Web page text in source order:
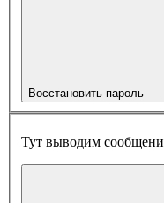
Восстановить пароль
Тут выводим